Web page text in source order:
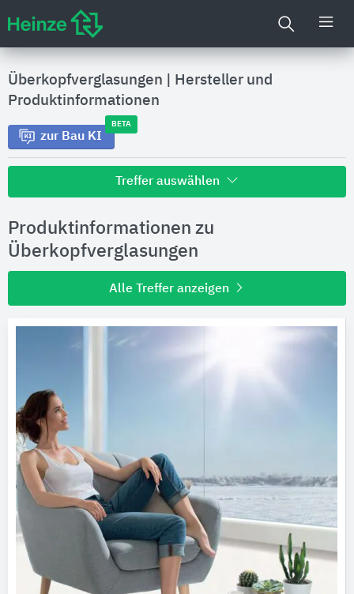
Überkopfverglasungen
Hersteller und
Produktinformationen
zur Bau KI
BETA
Treffer auswählen
Hersteller
Produktinformationen
Ausschreibungstexte
CAD-Details
Architekturobjekte
Expertenprofile
Produktinformationen zu
Überkopfverglasungen
Alle Treffer anzeigen